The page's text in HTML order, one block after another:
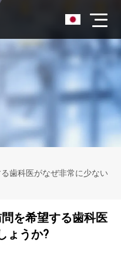
歯科医がなぜ非常に少ない
を希望する歯科医
ょうか?